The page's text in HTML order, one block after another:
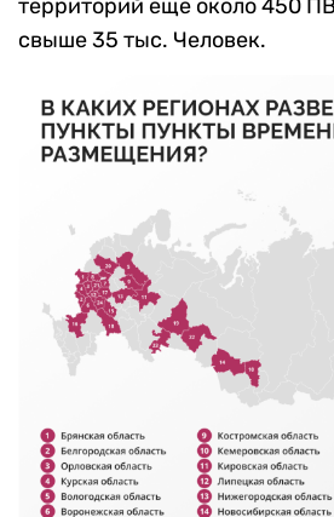
территорий еще около 450
свыше 35 тыс. Человек.